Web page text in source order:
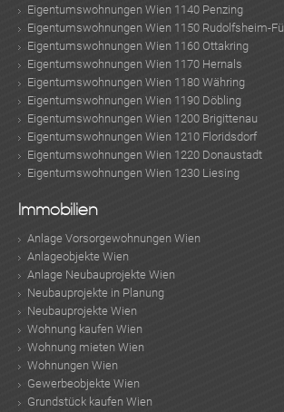
Eigentumswohnungen Wien 1140 Penzing
Eigentumswohnungen Wien 1150 Rudolfsheim-
Eigentumswohnungen Wien 1160 Ottakring
Eigentumswohnungen Wien 1170 Hernals
Eigentumswohnungen Wien 1180 Währing
Eigentumswohnungen Wien 1190 Döbling
Eigentumswohnungen Wien 1200 Brigittenau
Eigentumswohnungen Wien 1210 Floridsdorf
Eigentumswohnungen Wien 1220 Donaustadt
Eigentumswohnungen Wien 1230 Liesing
Immobilien
Anlage Vorsorgewohnungen Wien
Anlageobjekte Wien
Anlage Neubauprojekte Wien
Neubauprojekte in Planung
Neubauprojekte Wien
Wohnung kaufen Wien
Wohnung mieten Wien
Wohnungen Wien
Gewerbeobjekte Wien
Grundstück kaufen Wien